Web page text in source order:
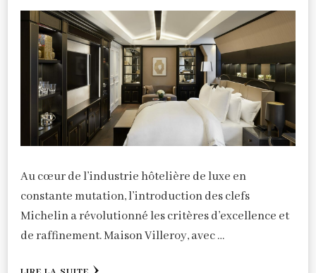
Au cœur de l’industrie hôtelière de luxe en
constante mutation, l’introduction des clefs
Michelin a révolutionné les critères d’excellence et
de raffinement. Maison Villeroy, avec …